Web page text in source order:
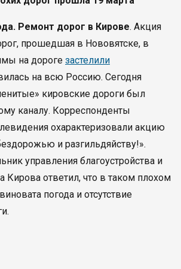
Ремонт дорог в Кирове. Акция
прошедшая в Нововятске, в
на дороге застелили
на всю Россию. Сегодня
кировские дороги был
каналу. Корреспонденты
охарактеризовали акцию
и разгильдяйству!».
управления благоустройства и
Кирова ответил, что в таком плохом
погода и отсутствие